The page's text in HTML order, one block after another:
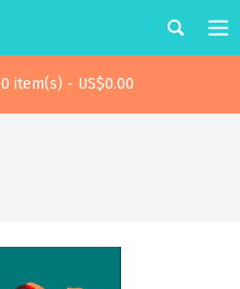
0 item(s) - US$0.00